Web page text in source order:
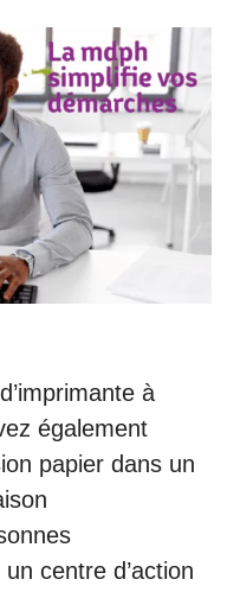
à
également
papier dans un
centre d’action